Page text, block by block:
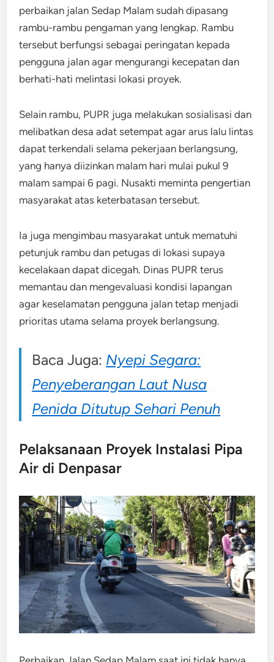
perbaikan jalan Sedap Malam sudah dipasang
rambu-rambu pengaman yang lengkap. Rambu
tersebut berfungsi sebagai peringatan kepada
pengguna jalan agar mengurangi kecepatan dan
berhati-hati melintasi lokasi proyek.
Selain rambu, PUPR juga melakukan sosialisasi dan
melibatkan desa adat setempat agar arus lalu lintas
dapat terkendali selama pekerjaan berlangsung,
yang hanya diizinkan malam hari mulai pukul 9
malam sampai 6 pagi. Nusakti meminta pengertian
masyarakat atas keterbatasan tersebut.
Ia juga mengimbau masyarakat untuk mematuhi
petunjuk rambu dan petugas di lokasi supaya
kecelakaan dapat dicegah. Dinas PUPR terus
memantau dan mengevaluasi kondisi lapangan
agar keselamatan pengguna jalan tetap menjadi
prioritas utama selama proyek berlangsung.
Baca Juga: Nyepi Segara:
Penyeberangan Laut Nusa
Penida Ditutup Sehari Penuh
Pelaksanaan Proyek Instalasi Pipa
Air di Denpasar